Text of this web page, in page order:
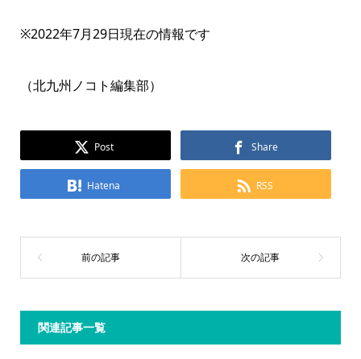
※2022年7月29日現在の情報です
（北九州ノコト編集部）
Post Share
Hatena RSS
関連記事一覧